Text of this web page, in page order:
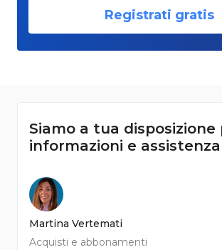
Registrati gratis
Siamo a tua disposizione
informazioni e assistenza
Martina Vertemati
Acquisti e abbonamenti